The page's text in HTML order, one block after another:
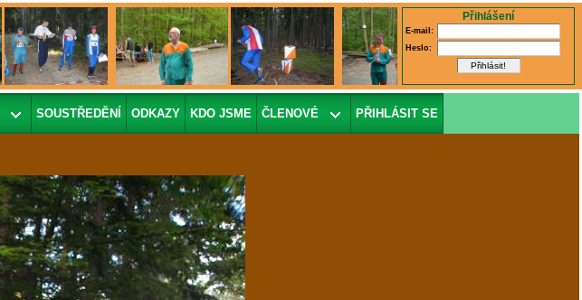
Přihlášení
E-mail:
Heslo:
SOUSTŘEDĚNÍ ODKAZY KDO JSME ČLENOVÉ PŘIHLÁSIT SE